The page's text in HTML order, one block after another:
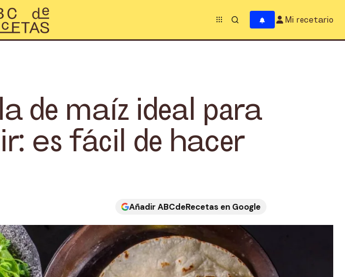
Mi recetario
de maíz ideal para
es fácil de hacer
Añadir ABCdeRecetas en Google